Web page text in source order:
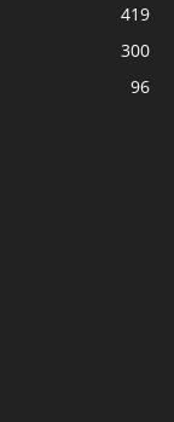
419
300
96